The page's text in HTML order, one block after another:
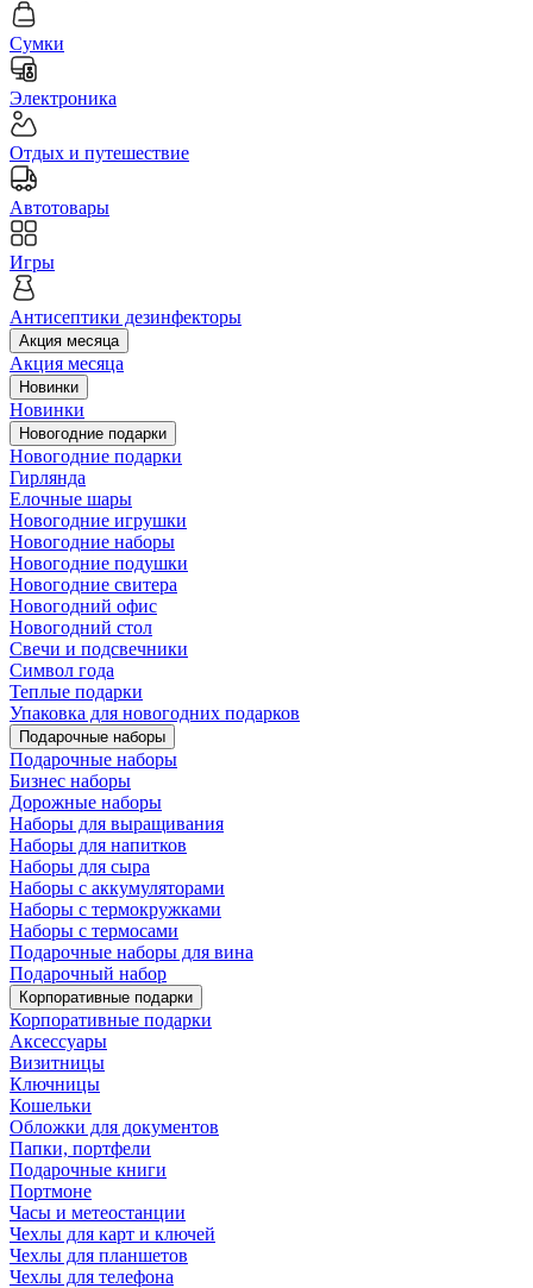
Сумки
Электроника
Отдых и путешествие
Автотовары
Игры
Антисептики дезинфекторы
Акция месяца
Акция месяца
Новинки
Новинки
Новогодние подарки
Новогодние подарки
Гирлянда
Елочные шары
Новогодние игрушки
Новогодние наборы
Новогодние подушки
Новогодние свитера
Новогодний офис
Новогодний стол
Свечи и подсвечники
Символ года
Теплые подарки
Упаковка для новогодних подарков
Подарочные наборы
Подарочные наборы
Бизнес наборы
Дорожные наборы
Наборы для выращивания
Наборы для напитков
Наборы для сыра
Наборы с аккумуляторами
Наборы с термокружками
Наборы с термосами
Подарочные наборы для вина
Подарочный набор
Корпоративные подарки
Корпоративные подарки
Аксессуары
Визитницы
Ключницы
Кошельки
Обложки для документов
Папки, портфели
Подарочные книги
Портмоне
Часы и метеостанции
Чехлы для карт и ключей
Чехлы для планшетов
Чехлы для телефона